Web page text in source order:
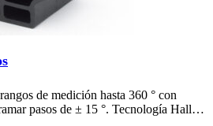
de medición hasta 360 ° con
pasos de ± 15 °. Tecnología Hall…